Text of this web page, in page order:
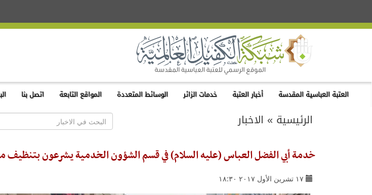
العتبة العباسية المقدسة أخبار العتبة خدمات الزائر الوسائط المتعددة المواقع التابعة اتصل بنا
الرئيسية » الاخبار
خدمة أبي الفضل العباس (عليه السلام) في قسم الشؤون الخدمية يشرعون بتنظيف
١٧ تشرين الأول ٢٠١٧ ١٨:٣٠